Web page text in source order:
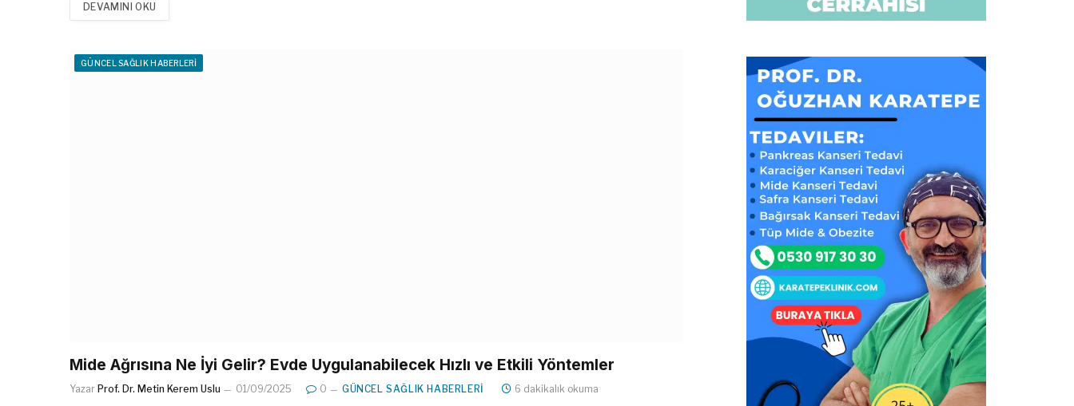
DEVAMINI OKU
GÜNCEL SAĞLIK HABERLERI
Mide Ağrısına Ne İyi Gelir? Evde Uygulanabilecek Hızlı ve Etkili Yöntemler
Yazar Prof. Dr. Metin Kerem Uslu 01/09/2025 0 GÜNCEL SAĞLIK HABERLERI 6 dakikalık okuma